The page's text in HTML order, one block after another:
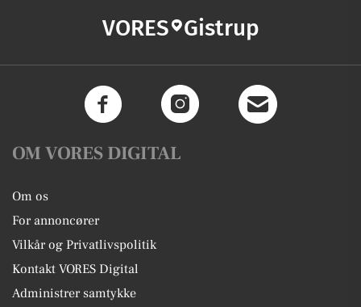
VORES Gistrup
OM VORES DIGITAL
Om os
For annoncører
Vilkår og Privatlivspolitik
Kontakt VORES Digital
Administrer samtykke